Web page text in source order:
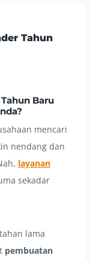
Tahun
Baru
mencari
nendang dan
layanan
sekadar
lama
pembuatan